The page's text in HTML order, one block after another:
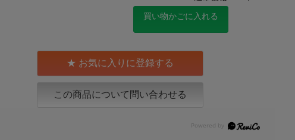
買い物かごに入れる
この商品について問い合わせる
お気に入りに登録する